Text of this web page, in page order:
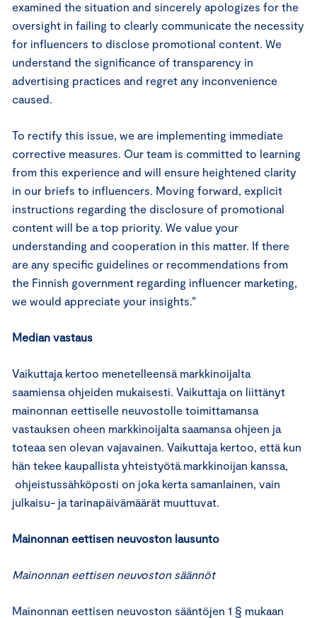
examined the situation and sincerely apologizes for the
oversight in failing to clearly communicate the necessity
for influencers to disclose promotional content. We
understand the significance of transparency in
advertising practices and regret any inconvenience
caused.
To rectify this issue, we are implementing immediate
corrective measures. Our team is committed to learning
from this experience and will ensure heightened clarity
in our briefs to influencers. Moving forward, explicit
instructions regarding the disclosure of promotional
content will be a top priority. We value your
understanding and cooperation in this matter. If there
are any specific guidelines or recommendations from
the Finnish government regarding influencer marketing,
we would appreciate your insights.”
Median vastaus
Vaikuttaja kertoo menetelleensä markkinoijalta
saamiensa ohjeiden mukaisesti. Vaikuttaja on liittänyt
mainonnan eettiselle neuvostolle toimittamansa
vastauksen oheen markkinoijalta saamansa ohjeen ja
toteaa sen olevan vajavainen. Vaikuttaja kertoo, että kun
hän tekee kaupallista yhteistyötä markkinoijan kanssa,
ohjeistussähköposti on joka kerta samanlainen, vain
julkaisu- ja tarinapäivämäärät muuttuvat.
Mainonnan eettisen neuvoston lausunto
Mainonnan eettisen neuvoston säännöt
Mainonnan eettisen neuvoston sääntöjen 1 § mukaan